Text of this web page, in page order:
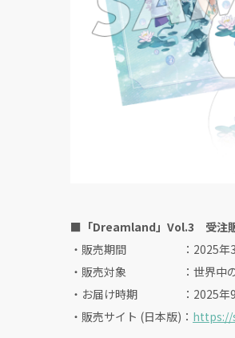
■「Dreamland」Vol.3 受注
・販売期間 ：2025年3月21
・販売対象 ：世界中の消
・お届け時期 ：2025年9
・販売サイト (日本版)：